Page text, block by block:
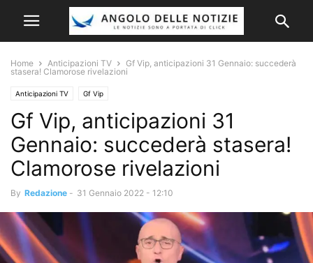
Home Anticipazioni TV
Gf Vip, anticipazioni 31 Gennaio: succederà
stasera! Clamorose rivelazioni
Anticipazioni TV Gf Vip
Gf Vip, anticipazioni 31
Gennaio: succederà stasera!
Clamorose rivelazioni
By Redazione - 31 Gennaio 2022 - 12:10